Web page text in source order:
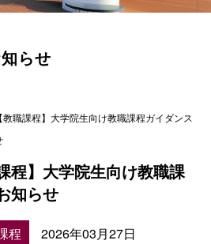
らせ
教職課程】大学院生向け教職課程ガイダンス
程】大学院生向け教職課
知らせ
程 2026年03月27日